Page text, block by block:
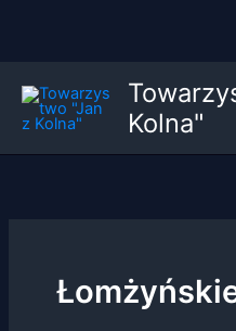
treści
Kolna"